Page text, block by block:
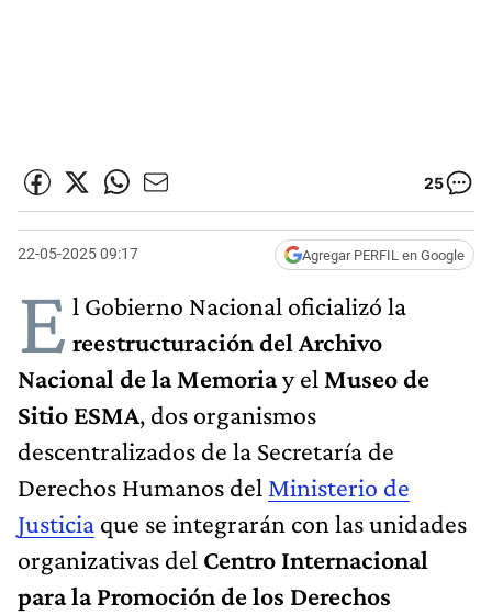
25
22-05-2025 09:17 Agregar PERFIL en Google
E l Gobierno Nacional oficializó la
reestructuración del Archivo
Nacional de la Memoriay el Museo de
Sitio ESMA, dos organismos
descentralizados de la Secretaría de
Derechos Humanos del Ministerio de
Justicia que se integrarán con las unidades
organizativas del Centro Internacional
para la Promoción de los Derechos